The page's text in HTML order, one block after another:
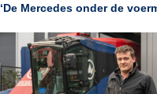
‘De Mercedes onder de